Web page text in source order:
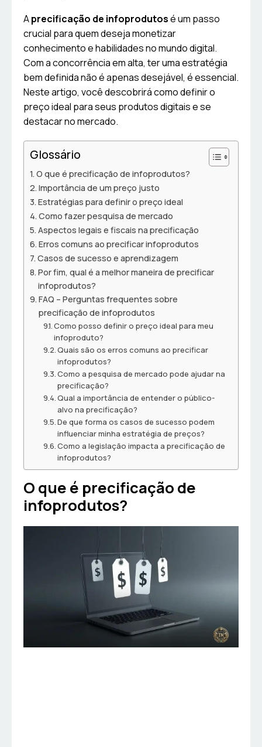
Aprecificação de infoprodutosé um passo
crucial para quem deseja monetizar
conhecimento e habilidades no mundo digital.
Com a concorrência em alta, ter uma estratégia
bem definida não é apenas desejável, é essencial.
Neste artigo, você descobrirá como definir o
preço ideal para seus produtos digitais e se
destacar no mercado.
Glossário
O que é precificação de infoprodutos?
Importância de um preço justo
Estratégias para definir o preço ideal
Como fazer pesquisa de mercado
Aspectos legais e fiscais na precificação
Erros comuns ao precificar infoprodutos
Casos de sucesso e aprendizagem
Por fim, qual é a melhor maneira de precificar
infoprodutos?
FAQ – Perguntas frequentes sobre
precificação de infoprodutos
Como posso definir o preço ideal para meu
infoproduto?
Quais são os erros comuns ao precificar
infoprodutos?
Como a pesquisa de mercado pode ajudar na
precificação?
Qual a importância de entender o público-
alvo na precificação?
De que forma os casos de sucesso podem
influenciar minha estratégia de preços?
Como a legislação impacta a precificação de
infoprodutos?
O que é precificação de
infoprodutos?